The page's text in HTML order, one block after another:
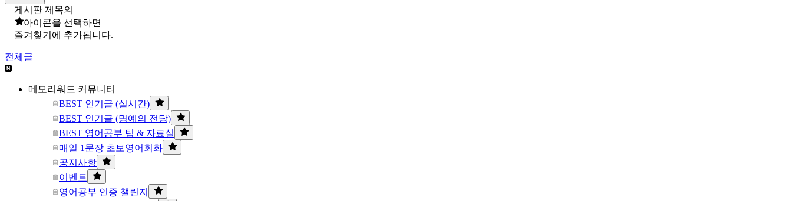
게시판 제목의
아이콘을 선택하면
즐겨찾기에 추가됩니다.
전체글
메모리워드 커뮤니티
BEST 인기글 (실시간)
BEST 인기글 (명예의 전당)
BEST 영어공부 팁 & 자료실
매일 1문장 초보영어회화
공지사항
이벤트
영어공부 인증 챌린지